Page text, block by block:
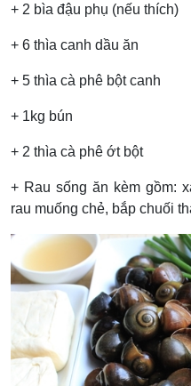
+ 2 bìa đậu phụ (nếu thích)
+ 6 thìa canh dầu ăn
+ 5 thìa cà phê bột canh
+ 1kg bún
+ 2 thìa cà phê ớt bột
+ Rau sống ăn kèm gồm:
rau muống chẻ, bắp chuối